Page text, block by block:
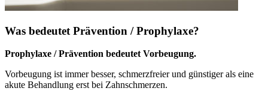
Was bedeutet Prävention / Prophylaxe?
Prophylaxe / Prävention bedeutet Vorbeugung.
Vorbeugung ist immer besser, schmerzfreier und günstiger als eine
akute Behandlung erst bei Zahnschmerzen.